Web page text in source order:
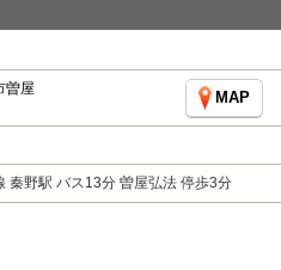
曽屋
MAP
秦野駅 バス13分 曽屋弘法 停歩3分